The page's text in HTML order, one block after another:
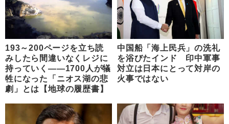
193～200ページを立ち読
みしたら間違いなくレジに
持っていく――1700人が犠
牲になった「ニオス湖の悲
劇」とは【地球の履歴書】
中国船「海上民兵」の洗礼
を浴びたインド 印中軍事
対立は日本にとって対岸の
火事ではない